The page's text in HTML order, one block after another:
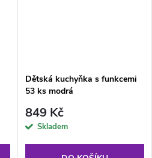
Dětská kuchyňka s funkcemi
53 ks modrá
849 Kč
Skladem